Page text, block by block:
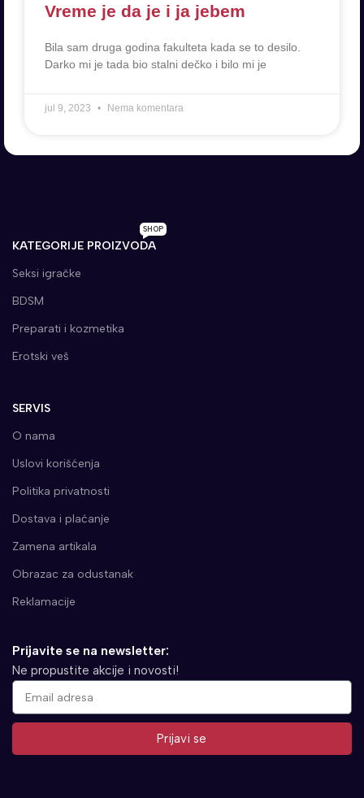
Vreme je da je i ja jebem
Bila sam druga godina fakulteta kada se to desilo.
Darko mi je tada bio stalni dečko i bilo mi je
jul 9, 2023 Nema komentara
KATEGORIJE PROIZVODA
SHOP
Seksi igračke
BDSM
Preparati i kozmetika
Erotski veš
SERVIS
O nama
Uslovi korišćenja
Politika privatnosti
Dostava i plaćanje
Zamena artikala
Obrazac za odustanak
Reklamacije
Prijavite se na newsletter:
Ne propustite akcije i novosti!
Prijavi se